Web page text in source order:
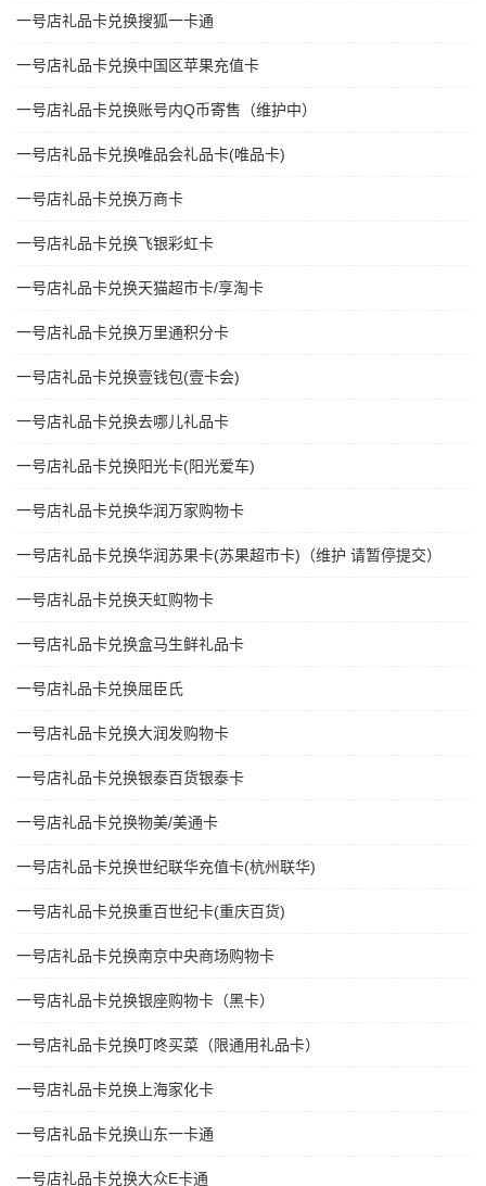
一号店礼品卡兑换搜狐一卡通
一号店礼品卡兑换中国区苹果充值卡
一号店礼品卡兑换账号内Q币寄售（维护中）
一号店礼品卡兑换唯品会礼品卡(唯品卡)
一号店礼品卡兑换万商卡
一号店礼品卡兑换飞银彩虹卡
一号店礼品卡兑换天猫超市卡/享淘卡
一号店礼品卡兑换万里通积分卡
一号店礼品卡兑换壹钱包(壹卡会)
一号店礼品卡兑换去哪儿礼品卡
一号店礼品卡兑换阳光卡(阳光爱车)
一号店礼品卡兑换华润万家购物卡
一号店礼品卡兑换华润苏果卡(苏果超市卡)（维护 请暂停提交）
一号店礼品卡兑换天虹购物卡
一号店礼品卡兑换盒马生鲜礼品卡
一号店礼品卡兑换屈臣氏
一号店礼品卡兑换大润发购物卡
一号店礼品卡兑换银泰百货银泰卡
一号店礼品卡兑换物美/美通卡
一号店礼品卡兑换世纪联华充值卡(杭州联华)
一号店礼品卡兑换重百世纪卡(重庆百货)
一号店礼品卡兑换南京中央商场购物卡
一号店礼品卡兑换银座购物卡（黑卡）
一号店礼品卡兑换叮咚买菜（限通用礼品卡）
一号店礼品卡兑换上海家化卡
一号店礼品卡兑换山东一卡通
一号店礼品卡兑换大众E卡通